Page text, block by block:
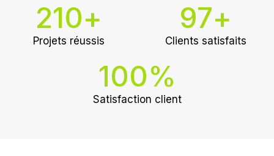
Projets réussis
210+
Clients satisfaits
97+
Satisfaction client
100%